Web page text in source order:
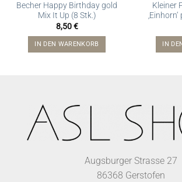
Becher Happy Birthday gold
Mix It Up (8 Stk.)
8,50€
IN DEN WARENKORB
Kleiner
IN
Augsburger Strasse 27
86368 Gerstofen